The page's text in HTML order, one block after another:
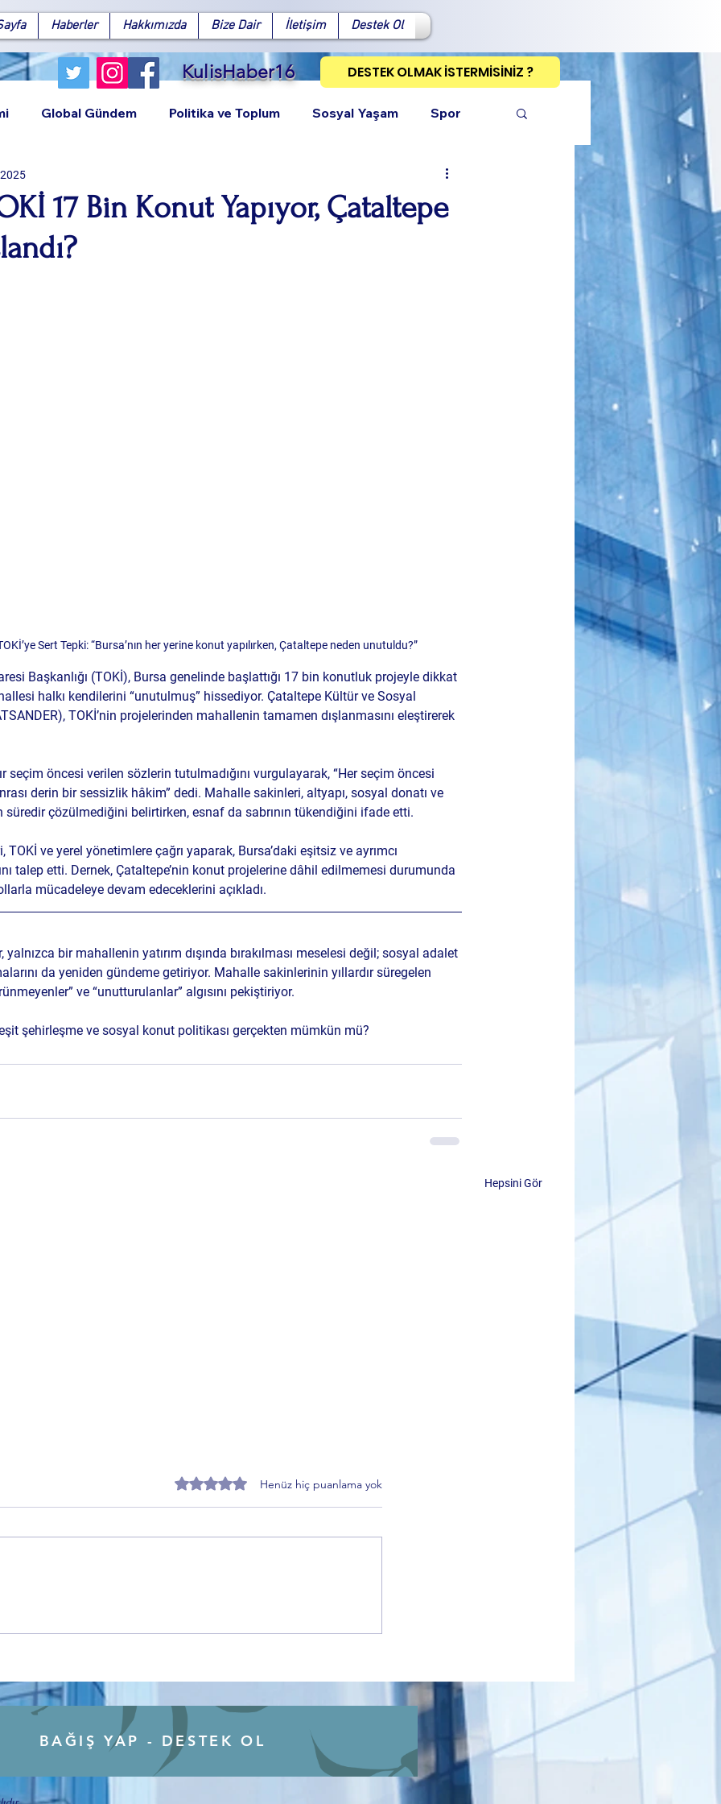
Haberler Hakkımızda Bize Dair İletişim Destek Ol
KulisHaber16 DESTEK OLMAK İSTERMİSİNİZ ?
Global Gündem Politika ve Toplum Sosyal Yaşam Spor
17 Bin Konut Yapıyor, Çataltepe
Sert Tepki: “Bursa’nın her yerine konut yapılırken, Çataltepe neden unutuldu?”
Başkanlığı (TOKİ), Bursa genelinde başlattığı 17 bin konutluk projeyle dikkat
halkı kendilerini “unutulmuş” hissediyor. Çataltepe Kültür ve Sosyal
TOKİ’nin projelerinden mahallenin tamamen dışlanmasını eleştirerek
seçim öncesi verilen sözlerin tutulmadığını vurgulayarak, “Her seçim öncesi
derin bir sessizlik hâkim” dedi. Mahalle sakinleri, altyapı, sosyal donatı ve
çözülmediğini belirtirken, esnaf da sabrının tükendiğini ifade etti.
TOKİ ve yerel yönetimlere çağrı yaparak, Bursa’daki eşitsiz ve ayrımcı
talep etti. Dernek, Çataltepe’nin konut projelerine dâhil edilmemesi durumunda
mücadeleye devam edeceklerini açıkladı.
yalnızca bir mahallenin yatırım dışında bırakılması meselesi değil; sosyal adalet
da yeniden gündeme getiriyor. Mahalle sakinlerinin yıllardır süregelen
ve “unutturulanlar” algısını pekiştiriyor.
şehirleşme ve sosyal konut politikası gerçekten mümkün mü?
Hepsini Gör
dikkat çeken çağrı
5 üzerinden 0 yıldızHenüz hiç puanlama yok
BAĞIŞ YAP - DESTEK OL